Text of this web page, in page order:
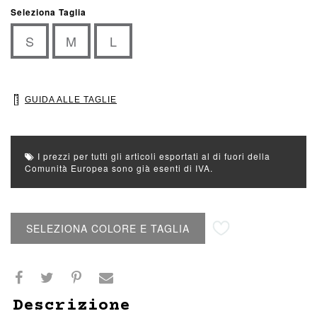
Seleziona Taglia
S M L
GUIDA ALLE TAGLIE
I prezzi per tutti gli articoli esportati al di fuori della
Comunità Europea sono già esenti di IVA.
SELEZIONA COLORE E TAGLIA
Descrizione